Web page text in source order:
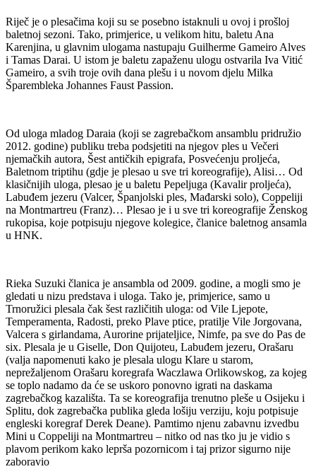
Riječ je o plesačima koji su se posebno istaknuli u ovoj i prošloj
baletnoj sezoni. Tako, primjerice, u velikom hitu, baletu Ana
Karenjina, u glavnim ulogama nastupaju Guilherme Gameiro Alves
i Tamas Darai. U istom je baletu zapaženu ulogu ostvarila Iva Vitić
Gameiro, a svih troje ovih dana plešu i u novom djelu Milka
Šparembleka Johannes Faust Passion.
Od uloga mladog Daraia (koji se zagrebačkom ansamblu pridružio
2012. godine) publiku treba podsjetiti na njegov ples u Večeri
njemačkih autora, Šest antičkih epigrafa, Posvećenju proljeća,
Baletnom triptihu (gdje je plesao u sve tri koreografije), Alisi… Od
klasičnijih uloga, plesao je u baletu Pepeljuga (Kavalir proljeća),
Labuđem jezeru (Valcer, Španjolski ples, Mađarski solo), Coppeliji
na Montmartreu (Franz)… Plesao je i u sve tri koreografije Ženskog
rukopisa, koje potpisuju njegove kolegice, članice baletnog ansamla
u HNK.
Rieka Suzuki članica je ansambla od 2009. godine, a mogli smo je
gledati u nizu predstava i uloga. Tako je, primjerice, samo u
Trnoružici plesala čak šest različitih uloga: od Vile Ljepote,
Temperamenta, Radosti, preko Plave ptice, pratilje Vile Jorgovana,
Valcera s girlandama, Aurorine prijateljice, Nimfe, pa sve do Pas de
six. Plesala je u Giselle, Don Quijoteu, Labuđem jezeru, Orašaru
(valja napomenuti kako je plesala ulogu Klare u starom,
neprežaljenom Orašaru koregrafa Waczlawa Orlikowskog, za kojeg
se toplo nadamo da će se uskoro ponovno igrati na daskama
zagrebačkog kazališta. Ta se koreografija trenutno pleše u Osijeku i
Splitu, dok zagrebačka publika gleda lošiju verziju, koju potpisuje
engleski koregraf Derek Deane). Pamtimo njenu zabavnu izvedbu
Mini u Coppeliji na Montmartreu – nitko od nas tko ju je vidio s
plavom perikom kako leprša pozornicom i taj prizor sigurno nije
zaboravio